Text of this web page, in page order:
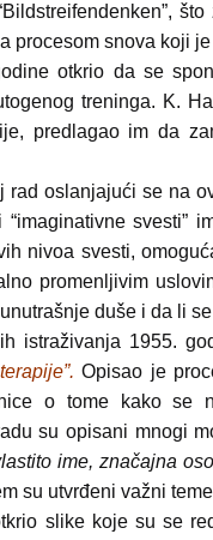
procesom snova koji
otkrio da se
treninga. K.
predlagao im da
oslanjajući se na
svesti”
nivoa svesti,
promenljivim
duše i da li
istraživanja 1955.
Opisao je
o tome kako se
su opisani mnogi
ime, značajna
su utvrđeni važni
slike koje su se